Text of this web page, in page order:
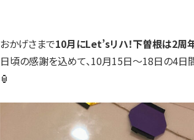
おかげさまで10月にLet’sリハ！下曽根は2周
日頃の感謝を込めて、10月15日～18日の4日
🏮